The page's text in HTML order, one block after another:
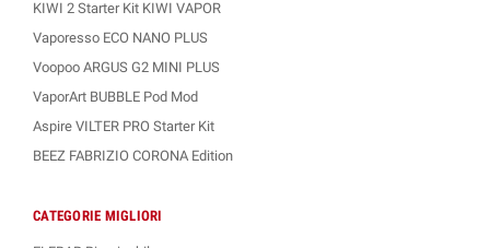
KIWI 2 Starter Kit KIWI VAPOR
Vaporesso ECO NANO PLUS
Voopoo ARGUS G2 MINI PLUS
VaporArt BUBBLE Pod Mod
Aspire VILTER PRO Starter Kit
BEEZ FABRIZIO CORONA Edition
CATEGORIE MIGLIORI